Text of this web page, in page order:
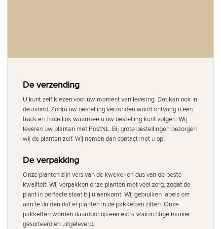
De verzending
U kunt zelf kiezen voor uw moment van levering. Dat kan ook in
de avond. Zodra uw bestelling verzonden wordt ontvang u een
track en trace link waarmee u uw bestelling kunt volgen. Wij
leveren uw planten met PostNL. Bij grote bestellingen bezorgen
wij de planten zelf. Wij nemen dan contact met u op!
De verpakking
Onze planten zijn vers van de kweker en dus van de beste
kwaliteit. Wij verpakken onze planten met veel zorg, zodat de
plant in perfecte staat bij u aankomt. Wij gebruiken labels om
aan te duiden dat er planten in de pakketten zitten. Onze
pakketten worden daardoor op een extra voorzichtige manier
gesorteerd en uitgeleverd.